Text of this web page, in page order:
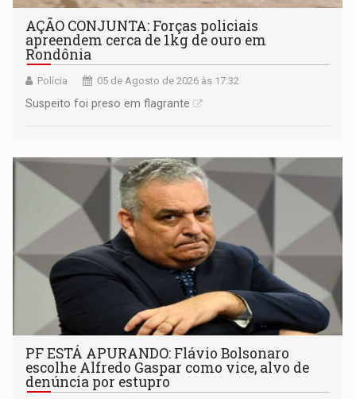
AÇÃO CONJUNTA: Forças policiais
apreendem cerca de 1kg de ouro em
Rondônia
Polícia 05 de Agosto de 2026 às 17:32
Suspeito foi preso em flagrante
PF ESTÁ APURANDO: Flávio Bolsonaro
escolhe Alfredo Gaspar como vice, alvo de
denúncia por estupro